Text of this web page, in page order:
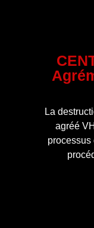
La
agréé
processus